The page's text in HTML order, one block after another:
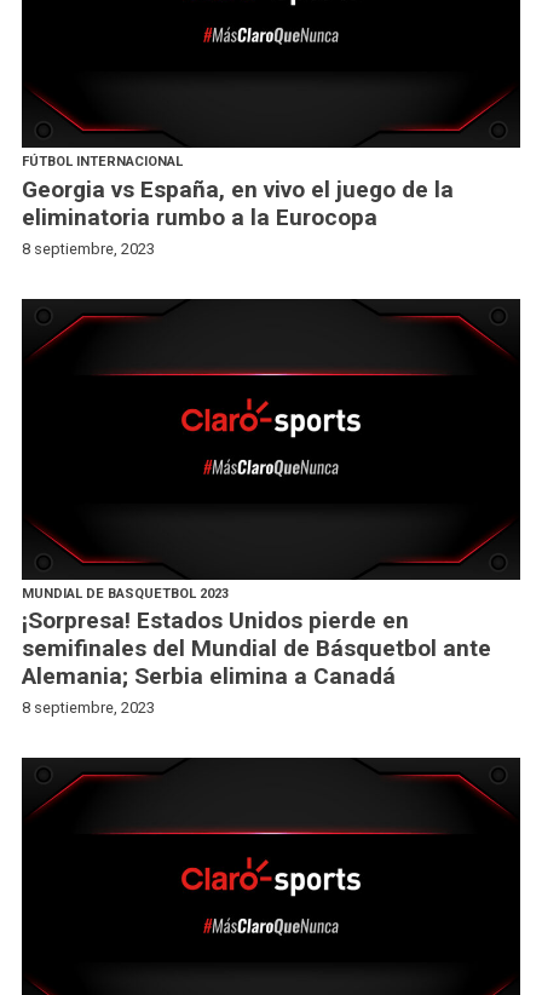
FÚTBOL INTERNACIONAL
Georgia vs España, en vivo el juego de la
eliminatoria rumbo a la Eurocopa
8 septiembre, 2023
MUNDIAL DE BASQUETBOL 2023
¡Sorpresa! Estados Unidos pierde en
semifinales del Mundial de Básquetbol ante
Alemania; Serbia elimina a Canadá
8 septiembre, 2023